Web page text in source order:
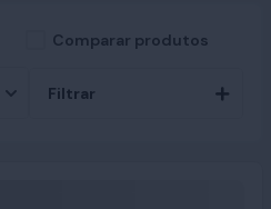
Comparar produtos
Filtrar